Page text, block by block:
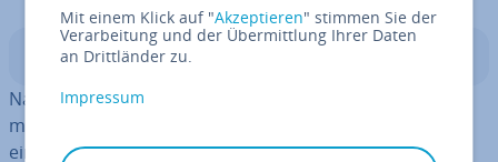
In­halts­ver­zeich­nis
Nachdem Sie sich mit dem freien Da­ten­bank­ma­nage­
ment­sys­tem verbunden haben, müssen Sie in MariaDB
eine
Select Database -Aktion durch­füh­ren, um aus­zu­
Mit einem Klick auf "Akzeptieren" stimmen Sie der
Verarbeitung und der Übermittlung Ihrer Daten
an Drittländer zu.
Impressum